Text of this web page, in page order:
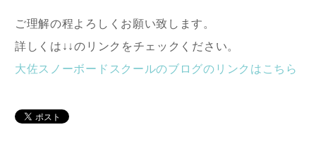
ご理解の程よろしくお願い致します。
詳しくは↓↓のリンクをチェックください。
大佐スノーボードスクールのブログのリンクはこちら